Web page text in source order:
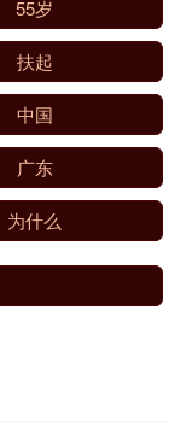
55岁
扶起
中国
广东
为什么